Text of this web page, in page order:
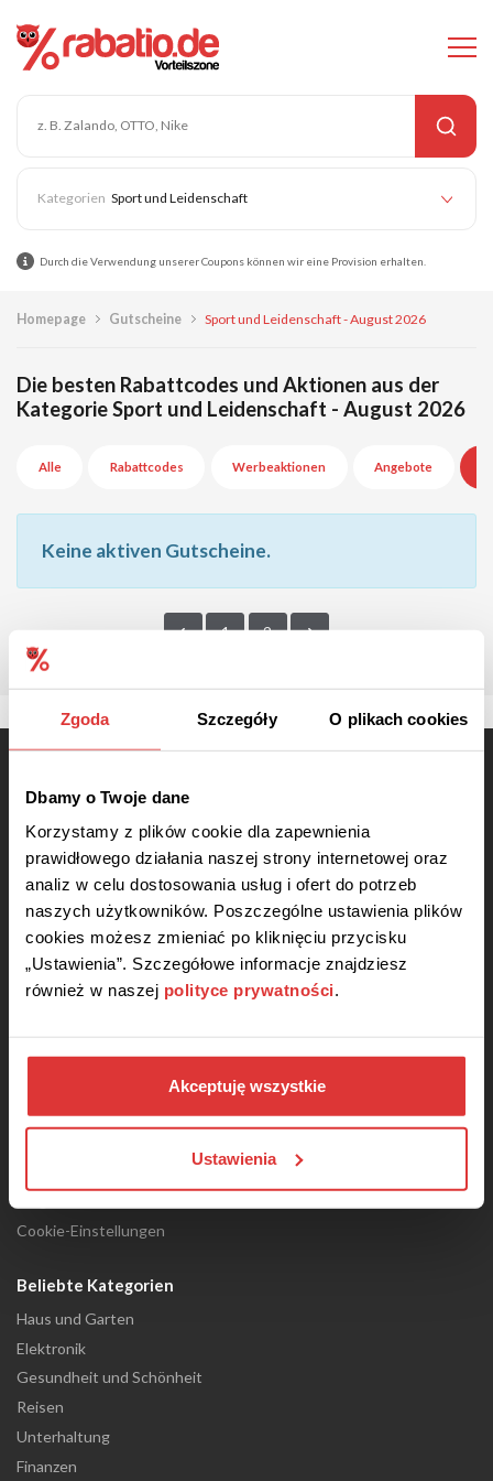
Zgoda Szczegóły O plikach cookies
Dbamy o Twoje dane
Korzystamy z plików cookie dla zapewnienia
prawidłowego działania naszej strony internetowej oraz
analiz w celu dostosowania usług i ofert do potrzeb
naszych użytkowników. Poszczególne ustawienia plików
cookies możesz zmieniać po kliknięciu przycisku
„Ustawienia”. Szczegółowe informacje znajdziesz
również w naszej polityce prywatności.
Akceptuję wszystkie
Ustawienia
Sport und Leidenschaft
Durch die Verwendung unserer Coupons können wir eine Provision erhalten.
Homepage Gutscheine Sport und Leidenschaft - August 2026
Die besten Rabattcodes und Aktionen aus der
Kategorie Sport und Leidenschaft - August 2026
Alle Rabattcodes Werbeaktionen Angebote
Keine aktiven Gutscheine.
1 2
Manche Links in unseren Coupons, können dazu führen dass wir eine Provision erhalten,
unser Portal weiter entwickeln und Ihnen kostenlos anbieten.
Dienst
Über uns
Unser Team Rabatio
Datenschutzerklärung
Impressum
Cookie-Einstellungen
Beliebte Kategorien
Haus und Garten
Elektronik
Gesundheit und Schönheit
Reisen
Unterhaltung
Finanzen